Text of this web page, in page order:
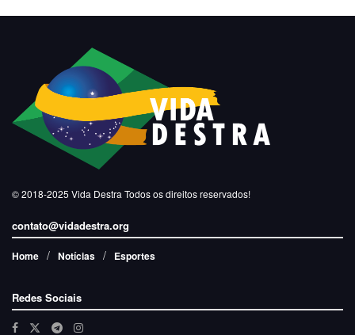
© 2018-2025 Vida Destra Todos os direitos reservados!
contato@vidadestra.org
Home Notícias Esportes
Redes Sociais